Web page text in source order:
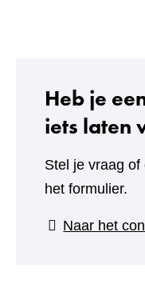
Heb je
iets laten
Stel je vraag
het formulier.
Naar het